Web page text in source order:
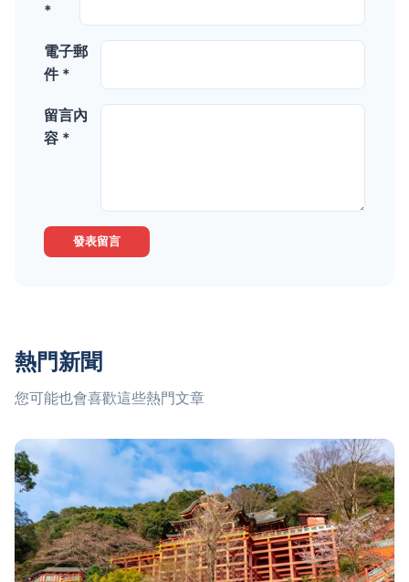
*
電子郵
件 *
留言內
容 *
發表留言
熱門新聞
您可能也會喜歡這些熱門文章